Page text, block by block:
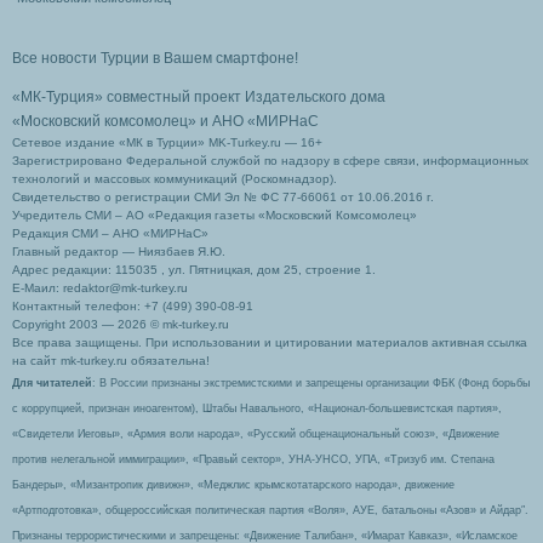
Все новости Турции в Вашем смартфоне!
«МК-Турция» совместный проект Издательского дома
«Московский комсомолец» и АНО «МИРНаС
Сетевое издание «МК в Турции» MK-Turkey.ru — 16+
Зарегистрировано Федеральной службой по надзору в сфере связи, информационных
технологий и массовых коммуникаций (Роскомнадзор).
Свидетельство о регистрации СМИ Эл № ФС 77-66061 от 10.06.2016 г.
Учредитель СМИ – АО «Редакция газеты «Московский Комсомолец»
Редакция СМИ – АНО «МИРНаС»
Главный редактор — Ниязбаев Я.Ю.
Адрес редакции: 115035 , ул. Пятницкая, дом 25, строение 1.
Е-Маил: redaktor@mk-turkey.ru
Контактный телефон: +7 (499) 390-08-91
Copyright 2003 — 2026 © mk-turkey.ru
Все права защищены. При использовании и цитировании материалов активная ссылка
на сайт mk-turkey.ru обязательна!
Для читателей : В России признаны экстремистскими и запрещены организации ФБК (Фонд борьбы
с коррупцией, признан иноагентом), Штабы Навального, «Национал-большевистская партия»,
«Свидетели Иеговы», «Армия воли народа», «Русский общенациональный союз», «Движение
против нелегальной иммиграции», «Правый сектор», УНА-УНСО, УПА, «Тризуб им. Степана
Бандеры», «Мизантропик дивижн», «Меджлис крымскотатарского народа», движение
«Артподготовка», общероссийская политическая партия «Воля», АУЕ, батальоны «Азов» и Айдар″.
Признаны террористическими и запрещены: «Движение Талибан», «Имарат Кавказ», «Исламское